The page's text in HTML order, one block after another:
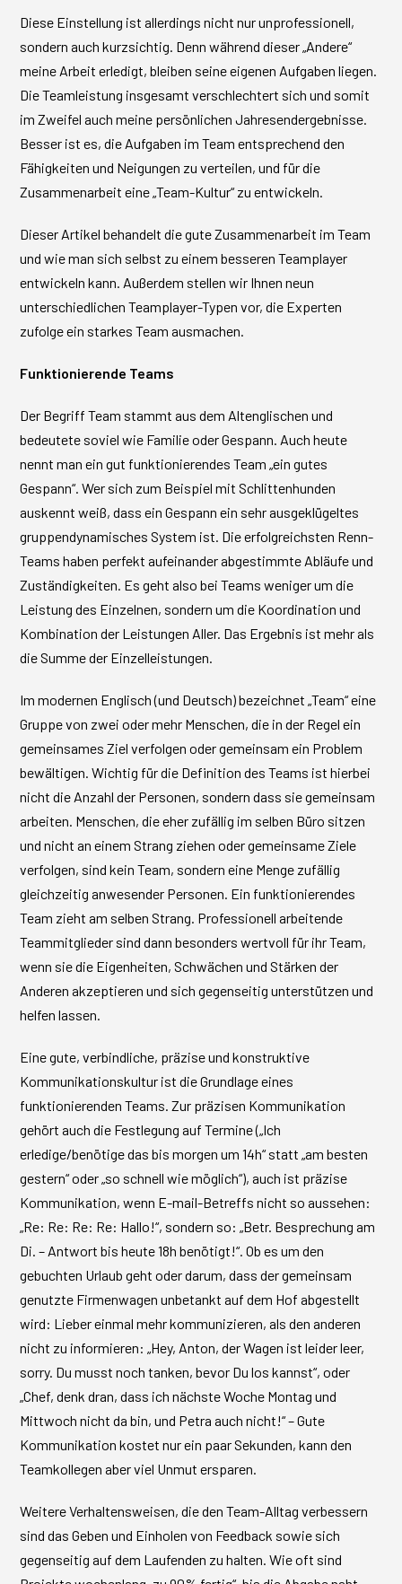
Diese Einstellung ist allerdings nicht nur unprofessionell,
sondern auch kurzsichtig. Denn während dieser „Andere“
meine Arbeit erledigt, bleiben seine eigenen Aufgaben liegen.
Die Teamleistung insgesamt verschlechtert sich und somit
im Zweifel auch meine persönlichen Jahresendergebnisse.
Besser ist es, die Aufgaben im Team entsprechend den
Fähigkeiten und Neigungen zu verteilen, und für die
Zusammenarbeit eine „Team-Kultur“ zu entwickeln.
Dieser Artikel behandelt die gute Zusammenarbeit im Team
und wie man sich selbst zu einem besseren Teamplayer
entwickeln kann. Außerdem stellen wir Ihnen neun
unterschiedlichen Teamplayer-Typen vor, die Experten
zufolge ein starkes Team ausmachen.
Funktionierende Teams
Der Begriff Team stammt aus dem Altenglischen und
bedeutete soviel wie Familie oder Gespann. Auch heute
nennt man ein gut funktionierendes Team „ein gutes
Gespann“. Wer sich zum Beispiel mit Schlittenhunden
auskennt weiß, dass ein Gespann ein sehr ausgeklügeltes
gruppendynamisches System ist. Die erfolgreichsten Renn-
Teams haben perfekt aufeinander abgestimmte Abläufe und
Zuständigkeiten. Es geht also bei Teams weniger um die
Leistung des Einzelnen, sondern um die Koordination und
Kombination der Leistungen Aller. Das Ergebnis ist mehr als
die Summe der Einzelleistungen.
Im modernen Englisch (und Deutsch) bezeichnet „Team“ eine
Gruppe von zwei oder mehr Menschen, die in der Regel ein
gemeinsames Ziel verfolgen oder gemeinsam ein Problem
bewältigen. Wichtig für die Definition des Teams ist hierbei
nicht die Anzahl der Personen, sondern dass sie gemeinsam
arbeiten. Menschen, die eher zufällig im selben Büro sitzen
und nicht an einem Strang ziehen oder gemeinsame Ziele
verfolgen, sind kein Team, sondern eine Menge zufällig
gleichzeitig anwesender Personen. Ein funktionierendes
Team zieht am selben Strang. Professionell arbeitende
Teammitglieder sind dann besonders wertvoll für ihr Team,
wenn sie die Eigenheiten, Schwächen und Stärken der
Anderen akzeptieren und sich gegenseitig unterstützen und
helfen lassen.
Eine gute, verbindliche, präzise und konstruktive
Kommunikationskultur ist die Grundlage eines
funktionierenden Teams. Zur präzisen Kommunikation
gehört auch die Festlegung auf Termine („Ich
erledige/benötige das bis morgen um 14h“ statt „am besten
gestern“ oder „so schnell wie möglich“), auch ist präzise
Kommunikation, wenn E-mail-Betreffs nicht so aussehen:
„Re: Re: Re: Re: Hallo!“, sondern so: „Betr. Besprechung am
Di. – Antwort bis heute 18h benötigt!“. Ob es um den
gebuchten Urlaub geht oder darum, dass der gemeinsam
genutzte Firmenwagen unbetankt auf dem Hof abgestellt
wird: Lieber einmal mehr kommunizieren, als den anderen
nicht zu informieren: „Hey, Anton, der Wagen ist leider leer,
sorry. Du musst noch tanken, bevor Du los kannst“, oder
„Chef, denk dran, dass ich nächste Woche Montag und
Mittwoch nicht da bin, und Petra auch nicht!“ – Gute
Kommunikation kostet nur ein paar Sekunden, kann den
Teamkollegen aber viel Unmut ersparen.
Weitere Verhaltensweisen, die den Team-Alltag verbessern
sind das Geben und Einholen von Feedback sowie sich
gegenseitig auf dem Laufenden zu halten. Wie oft sind